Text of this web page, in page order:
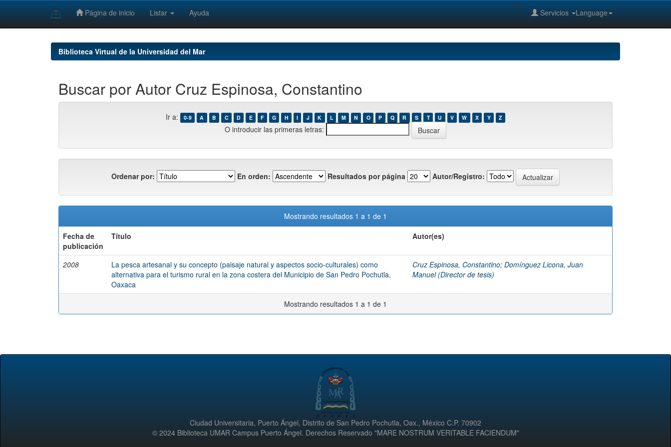
Página de inicio Listar Ayuda Language
Servicios
--%>
Biblioteca Virtual de la Universidad del Mar
Buscar por Autor Cruz Espinosa, Constantino
Ir a: 0-9 A B C D E F G H I J K L M N O P Q R S T U V W X Y Z
O introducir las primeras letras:
Ordenar por: En orden: Resultados por página Autor/Registro:
Mostrando resultados 1 a 1 de 1
Fecha de
publicación
Título Autor(es)
2008
La pesca artesanal y su concepto (paisaje natural y aspectos socio-culturales) como
alternativa para el turismo rural en la zona costera del Municipio de San Pedro Pochutla,
Oaxaca
Cruz Espinosa, Constantino; Domínguez Licona, Juan
Manuel (Director de tesis)
Mostrando resultados 1 a 1 de 1
Ciudad Universitaria, Puerto Ángel, Distrito de San Pedro Pochutla, Oax., México C.P. 70902
© 2024 Biblioteca UMAR Campus Puerto Ángel. Derechos Reservado "MARE NOSTRUM VERITABLE FACIENDUM"